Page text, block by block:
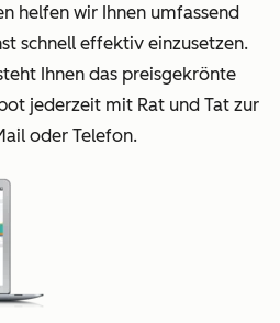
helfen wir Ihnen umfassend
schnell effektiv einzusetzen.
Ihnen das preisgekrönte
jederzeit mit Rat und Tat zur
oder Telefon.